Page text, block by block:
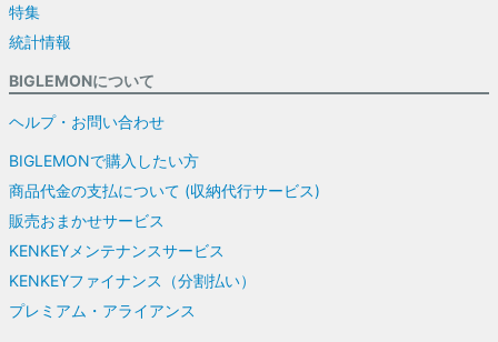
特集
統計情報
BIGLEMONについて
ヘルプ・お問い合わせ
BIGLEMONで購入したい方
商品代金の支払について (収納代行サービス)
販売おまかせサービス
KENKEYメンテナンスサービス
KENKEYファイナンス（分割払い）
プレミアム・アライアンス